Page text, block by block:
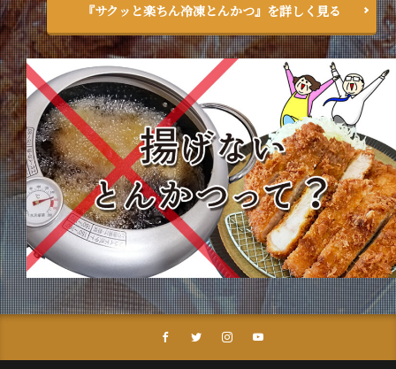
『サクッと楽ちん冷凍とんかつ』を詳しく見る